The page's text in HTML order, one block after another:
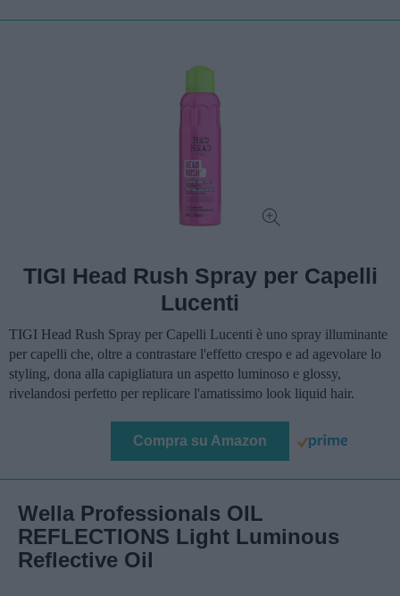
TIGI Head Rush Spray per Capelli
Lucenti
TIGI Head Rush Spray per Capelli Lucenti è uno spray illuminante
per capelli che, oltre a contrastare l'effetto crespo e ad agevolare lo
styling, dona alla capigliatura un aspetto luminoso e glossy,
rivelandosi perfetto per replicare l'amatissimo look liquid hair.
Compra su Amazon
Wella Professionals OIL
REFLECTIONS Light Luminous
Reflective Oil